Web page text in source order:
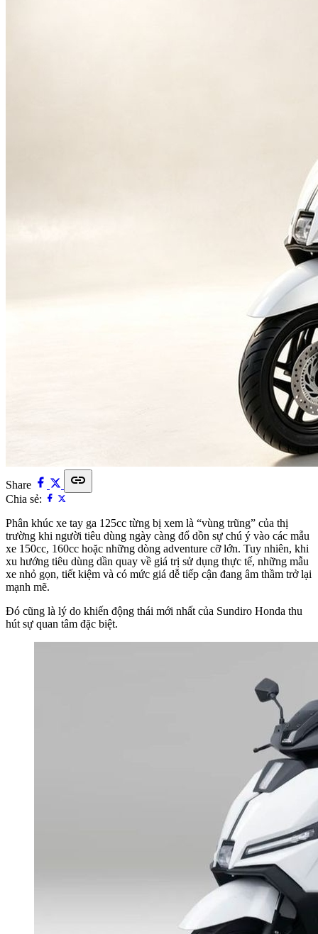
Share link
Chia sẻ:
Phân khúc xe tay ga 125cc từng bị xem là “vùng trũng” của thị
trường khi người tiêu dùng ngày càng đổ dồn sự chú ý vào các mẫu
xe 150cc, 160cc hoặc những dòng adventure cỡ lớn. Tuy nhiên, khi
xu hướng tiêu dùng dần quay về giá trị sử dụng thực tế, những mẫu
xe nhỏ gọn, tiết kiệm và có mức giá dễ tiếp cận đang âm thầm trở lại
mạnh mẽ.
Đó cũng là lý do khiến động thái mới nhất của Sundiro Honda thu
hút sự quan tâm đặc biệt.